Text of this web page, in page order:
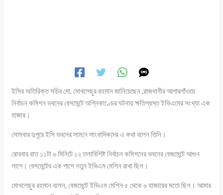
ইসির অতিরিক্ত সচিব মো. মোখলেছুর রহমান জানিয়েছেন ,রাজধানীর আগারগাঁওয়ে
নির্বাচন কমিশন ভবনের বেসমেন্টে অগ্নিকাণ্ডের ঘটনায় ক্ষতিগ্রস্ত ইভিএমের সংখ্যা এক
হাজার।
সোমবার দুপুরে ইসি ভবনের সামনে সাংবাদিকদের এ কথা বলেন তিনি।
রোববার রাত ১১টা ৬ মিনিটে ১২ তলাবিশিষ্ট নির্বাচন কমিশনের ভবনের বেজমেন্টে আগুন
লাগে। বেসমেন্টের এক পাশে নতুন ইভিএম মেশিন রাখা ছিল।
মোখলেছুর রহমান বলেন, বেজমেন্টে ইভিএম মেশিন ৫ থেকে ৬ হাজারের মতো ছিল। আমার